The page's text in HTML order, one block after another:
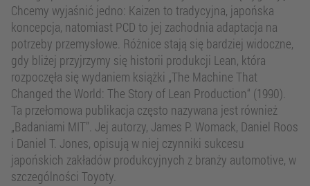
Chcemy wyjaśnić jedno: Kaizen to tradycyjna, japońska
koncepcja, natomiast PCD to jej zachodnia adaptacja na
potrzeby przemysłowe. Różnice stają się bardziej widoczne,
gdy bliżej przyjrzymy się historii produkcji Lean, która
rozpoczęła się wydaniem książki „The Machine That
Changed the World: The Story of Lean Production“ (1990).
Ta przełomowa publikacja często nazywana jest również
„Badaniami MIT”. Jej autorzy, James P. Womack, Daniel Roos
i Daniel T. Jones, opisują w niej czynniki sukcesu
japońskich zakładów produkcyjnych z branży automotive, w
szczególności Toyoty.